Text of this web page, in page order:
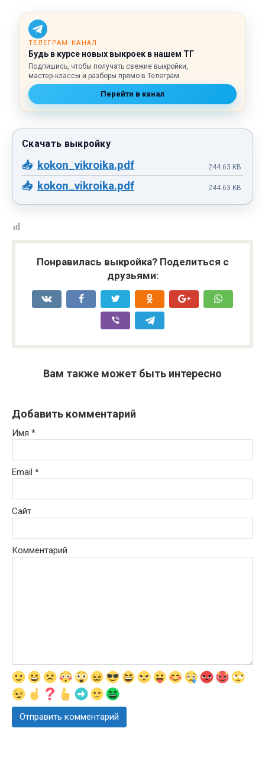
ТЕЛЕГРАМ‑КАНАЛ
Будь в курсе новых выкроек в нашем ТГ
Подпишись, чтобы получать свежие выкройки,
мастер‑классы и разборы прямо в Телеграм.
Перейти в канал
kokon_vikroika.pdf 244.63 KB
kokon_vikroika.pdf 244.63 KB
Понравилась выкройка? Поделиться с
друзьями:
Вам также может быть интересно
Добавить комментарий
Имя *
Email *
Сайт
Комментарий